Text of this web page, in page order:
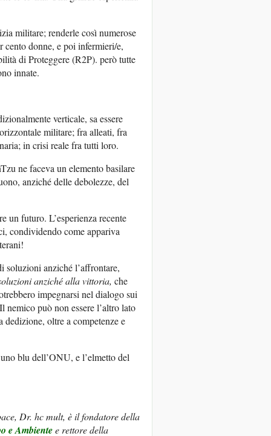
militare; renderle così numerose
donne, e poi infermieri/e,
di Proteggere (R2P). però tutte
innate.
verticale, sa essere
militare; fra alleati, fra
in crisi reale fra tutti loro.
ne faceva un elemento basilare
anziché delle debolezze, del
un futuro. L’esperienza recente
condividendo come appariva
soluzioni anziché l’affrontare,
anziché alla vittoria, che
impegnarsi nel dialogo sui
può non essere l’altro lato
oltre a competenze e
blu dell’ONU, e l’elmetto del
Dr. hc mult, è il fondatore della
e Ambientee rettore della